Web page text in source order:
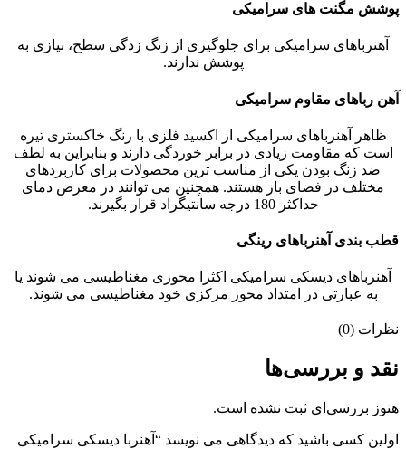
پوشش مگنت های سرامیکی
آهنرباهای سرامیکی برای جلوگیری از زنگ زدگی سطح، نیازی به
پوشش ندارند.
آهن رباهای مقاوم سرامیکی
ظاهر آهنرباهای سرامیکی از اکسید فلزی با رنگ خاکستری تیره
است که مقاومت زیادی در برابر خوردگی دارند و بنابراین به لطف
ضد زنگ بودن یکی از مناسب ترین محصولات برای کاربردهای
مختلف در فضای باز هستند. همچنین می توانند در معرض دمای
حداکثر 180 درجه سانتیگراد قرار بگیرند.
قطب بندی آهنرباهای رینگی
آهنرباهای دیسکی سرامیکی اکثرا محوری مغناطیسی می شوند یا
به عبارتی در امتداد محور مرکزی خود مغناطیسی می شوند.
نظرات (0)
نقد و بررسی‌ها
هنوز بررسی‌ای ثبت نشده است.
اولین کسی باشید که دیدگاهی می نویسد “آهنربا دیسکی سرامیکی